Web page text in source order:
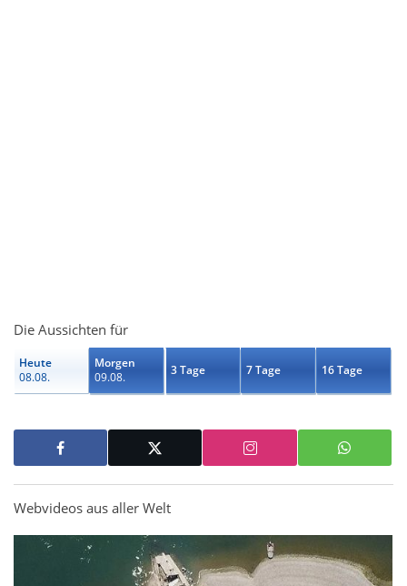
Die Aussichten für
Heute
08.08.
Morgen
09.08.
3 Tage 7 Tage 16 Tage
Webvideos aus aller Welt